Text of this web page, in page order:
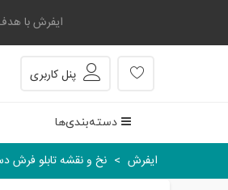
ایفرش با هدف
پنل کاربری
دسته‌بندی‌ها
ایفرش > نخ و نقشه تابلو فرش